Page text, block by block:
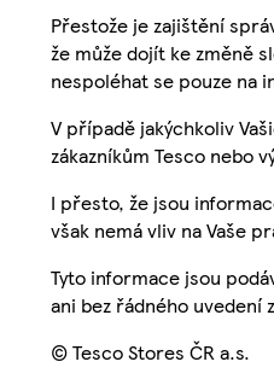
Přestože je zajištění
že může dojít ke změně
nespoléhat se pouze na
V případě jakýchkoliv
zákazníkům Tesco nebo
I přesto, že jsou
však nemá vliv na Vaše
Tyto informace jsou
ani bez řádného uvedení
© Tesco Stores ČR a.s.